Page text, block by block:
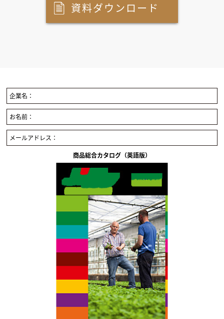
資料ダウンロード
企業名：
お名前：
メールアドレス：
商品総合カタログ（英語版）